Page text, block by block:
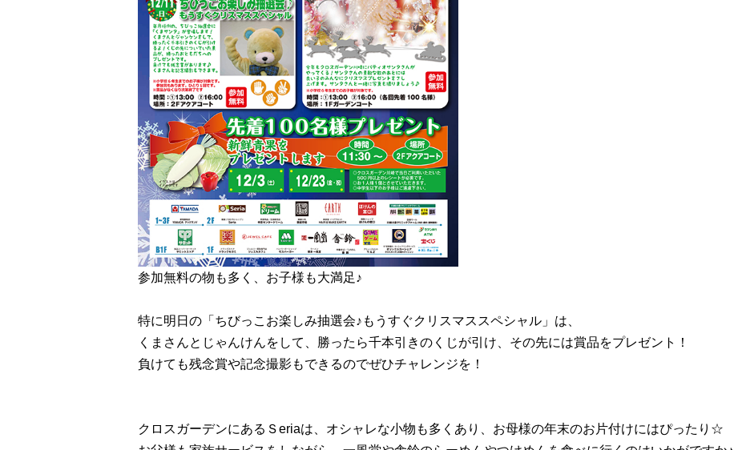
参加無料の物も多く、お子様も大満足♪
特に明日の「ちびっこお楽しみ抽選会♪もうすぐクリスマススペシャル」は、
くまさんとじゃんけんをして、勝ったら千本引きのくじが引け、その先には賞品をプレゼント！
負けても残念賞や記念撮影もできるのでぜひチャレンジを！
クロスガーデンにあるＳeriaは、オシャレな小物も多くあり、お母様の年末のお片付けにはぴったり☆